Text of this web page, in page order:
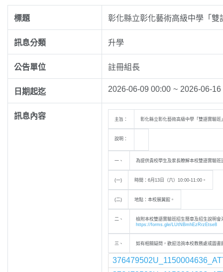
標題 彰化縣立彰化藝術高級中學「
訊息分類 升學
公告單位 註冊組長
日期起迄 2026-06-09 00:00 ~ 2026-06-16
訊息內容 主旨： 彰化縣立彰化藝術高級中學「雙語實驗
說明：
一、 為提供貴校學生及家長瞭解本校雙語實驗
(一) 時間：6月13日（六）10:00-11:00。
(二) 地點：本校展翼館。
二、
檢附本校雙語實驗班招生簡章及招生說明
https://forms.gle/LUtNBmhEzRrzEtse8
三、 如有相關疑問，歡迎洽詢本校教務處或圖